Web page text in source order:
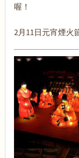
喔！
2月11日元宵煙火